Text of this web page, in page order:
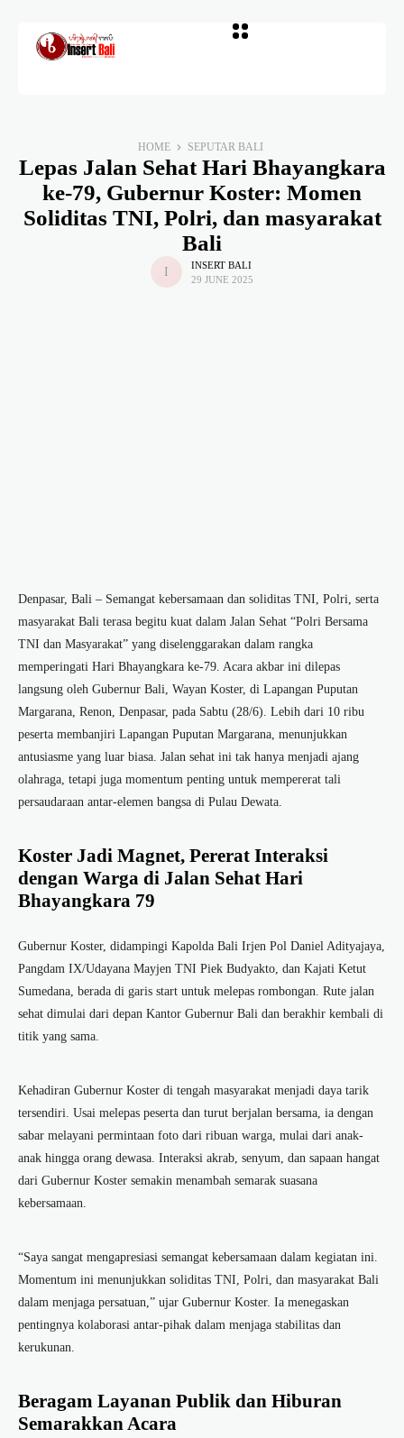
HOME SEPUTAR BALI
Lepas Jalan Sehat Hari Bhayangkara
ke-79, Gubernur Koster: Momen
Soliditas TNI, Polri, dan masyarakat
Bali
INSERT BALI
29 JUNE 2025
Denpasar, Bali – Semangat kebersamaan dan soliditas TNI, Polri, serta
masyarakat Bali terasa begitu kuat dalam Jalan Sehat “Polri Bersama
TNI dan Masyarakat” yang diselenggarakan dalam rangka
memperingati Hari Bhayangkara ke-79. Acara akbar ini dilepas
langsung oleh Gubernur Bali, Wayan Koster, di Lapangan Puputan
Margarana, Renon, Denpasar, pada Sabtu (28/6). Lebih dari 10 ribu
peserta membanjiri Lapangan Puputan Margarana, menunjukkan
antusiasme yang luar biasa. Jalan sehat ini tak hanya menjadi ajang
olahraga, tetapi juga momentum penting untuk mempererat tali
persaudaraan antar-elemen bangsa di Pulau Dewata.
Koster Jadi Magnet, Pererat Interaksi
dengan Warga di Jalan Sehat Hari
Bhayangkara 79
Gubernur Koster, didampingi Kapolda Bali Irjen Pol Daniel Adityajaya,
Pangdam IX/Udayana Mayjen TNI Piek Budyakto, dan Kajati Ketut
Sumedana, berada di garis start untuk melepas rombongan. Rute jalan
sehat dimulai dari depan Kantor Gubernur Bali dan berakhir kembali di
titik yang sama.
Kehadiran Gubernur Koster di tengah masyarakat menjadi daya tarik
tersendiri. Usai melepas peserta dan turut berjalan bersama, ia dengan
sabar melayani permintaan foto dari ribuan warga, mulai dari anak-
anak hingga orang dewasa. Interaksi akrab, senyum, dan sapaan hangat
dari Gubernur Koster semakin menambah semarak suasana
kebersamaan.
“Saya sangat mengapresiasi semangat kebersamaan dalam kegiatan ini.
Momentum ini menunjukkan soliditas TNI, Polri, dan masyarakat Bali
dalam menjaga persatuan,” ujar Gubernur Koster. Ia menegaskan
pentingnya kolaborasi antar-pihak dalam menjaga stabilitas dan
kerukunan.
Beragam Layanan Publik dan Hiburan
Semarakkan Acara